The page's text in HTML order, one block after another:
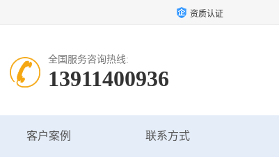
资质认证
全国服务咨询热线:
13911400936
客户案例 联系方式